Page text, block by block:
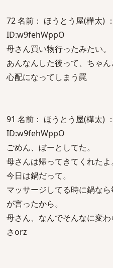
72 名前： ほうとう屋(樺太)
ID:w9fehWppO
母さん買い物行ったみたい。
あんなんした後って、ちゃ
心配になってしまう罠
91 名前： ほうとう屋(樺太)
ID:w9fehWppO
ごめん、ぼーとしてた。
母さんは帰ってきてくれたよ。
今日は鍋だって。
マッサージしてる時に鍋な
が言ったから。
母さん、なんでそんなに変
さorz